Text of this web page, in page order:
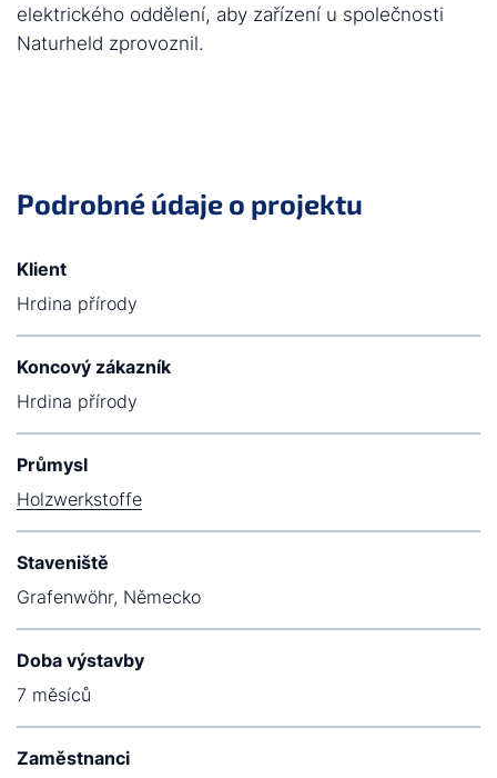
elektrického oddělení, aby zařízení u společnosti
Naturheld zprovoznil.
Podrobné údaje o projektu
Klient
Hrdina přírody
Koncový zákazník
Hrdina přírody
Průmysl
Holzwerkstoffe
Staveniště
Grafenwöhr, Německo
Doba výstavby
7 měsíců
Zaměstnanci